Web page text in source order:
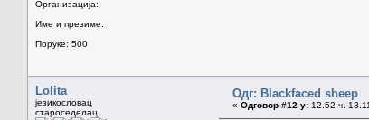
Организација:
Име и презиме:
Поруке: 500
Lolita
језикословац
староседелац
Одг: Blackfaced sheep
« Одговор #12 у: 12.52 ч.